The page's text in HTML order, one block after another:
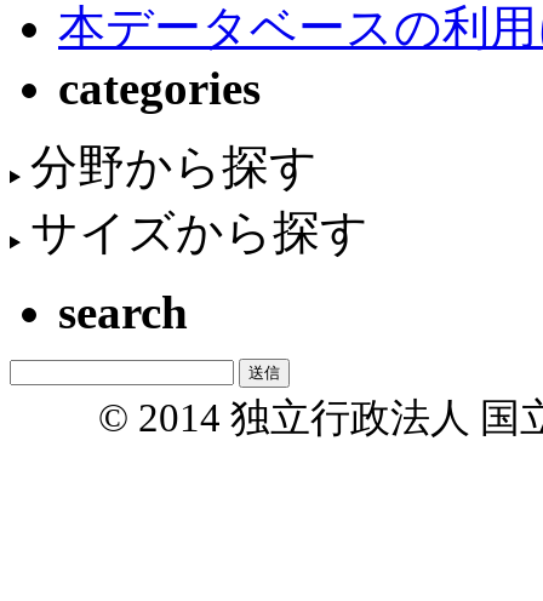
本データベースの利
categories
分野から探す
サイズから探す
search
© 2014 独立行政法人 国